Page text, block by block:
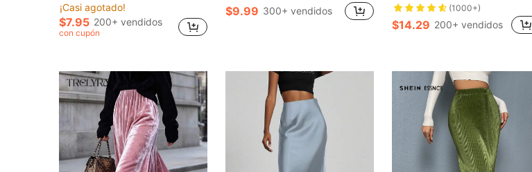
¡Casi agotado!
$7.95 200+ vendidos
con cupón
$9.99 300+ vendidos (1000+)
$14.29 200+ vendidos